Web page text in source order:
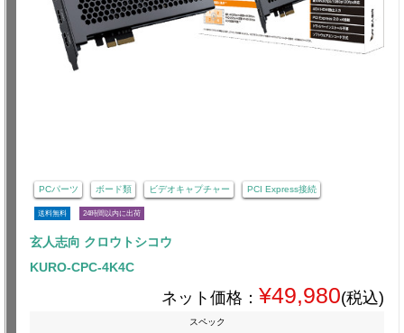
PCパーツ ボード類 ビデオキャプチャー PCI Express接続
送料無料 24時間以内に出荷
玄人志向 クロウトシコウ
KURO-CPC-4K4C
ネット価格： ¥49,980(税込)
スペック